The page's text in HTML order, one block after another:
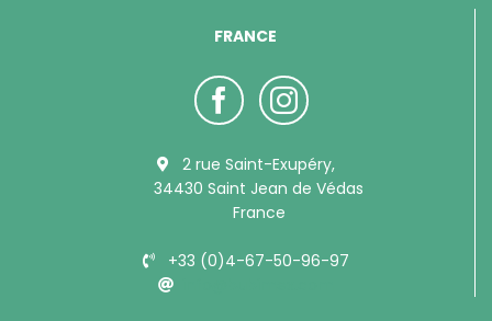
FRANCE
2 rue Saint-Exupéry,
34430 Saint Jean de Védas
France
+33 (0)4-67-50-96-97